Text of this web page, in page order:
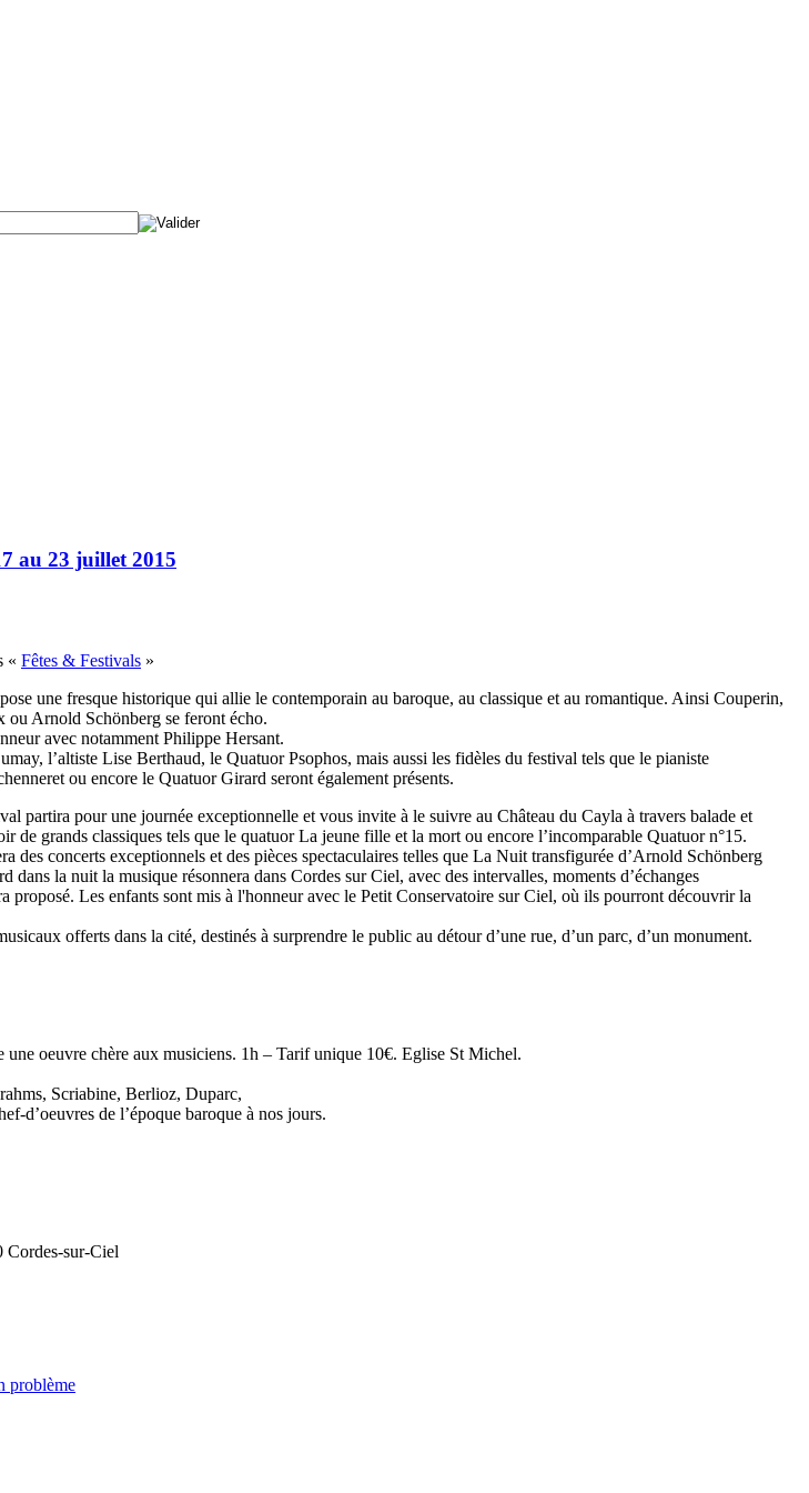
au 23 juillet 2015
« Fêtes & Festivals »
une fresque historique qui allie le contemporain au baroque, au classique et au romantique. Ainsi Couperin,
Arnold Schönberg se feront écho.
avec notamment Philippe Hersant.
l’altiste Lise Berthaud, le Quatuor Psophos, mais aussi les fidèles du festival tels que le pianiste
ou encore le Quatuor Girard seront également présents.
partira pour une journée exceptionnelle et vous invite à le suivre au Château du Cayla à travers balade et
de grands classiques tels que le quatuor La jeune fille et la mort ou encore l’incomparable Quatuor n°15.
des concerts exceptionnels et des pièces spectaculaires telles que La Nuit transfigurée d’Arnold Schönberg
dans la nuit la musique résonnera dans Cordes sur Ciel, avec des intervalles, moments d’échanges
proposé. Les enfants sont mis à l'honneur avec le Petit Conservatoire sur Ciel, où ils pourront découvrir la
offerts dans la cité, destinés à surprendre le public au détour d’une rue, d’un parc, d’un monument.
oeuvre chère aux musiciens. 1h – Tarif unique 10€. Eglise St Michel.
Scriabine, Berlioz, Duparc,
d’oeuvres de l’époque baroque à nos jours.
Cordes-sur-Ciel
problème